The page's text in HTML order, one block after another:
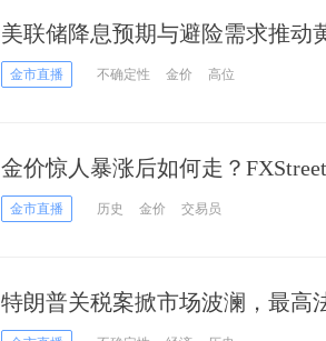
美联储降息预期与避险需求推动
为抢眼年内上涨40%
金市直播 不确定性 金价 高位
金价惊人暴涨后如何走？
头目标攻克这一水平
金市直播 历史 金价 交易员
特朗普关税案掀市场波澜，最高
头士气昂扬